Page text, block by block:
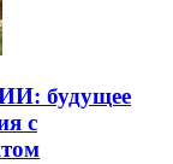
будущее
с